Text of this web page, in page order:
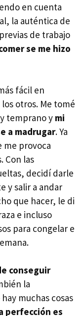
en cuenta
la auténtica de
de trabajo
se me hizo
fácil en
otros. Me tomé
temprano y mi
a madrugar. Ya
me provoca
Con las
decidí darle
y salir a andar
que hacer, le di
e incluso
para congelar e
conseguir
la
muchas cosas
perfección es